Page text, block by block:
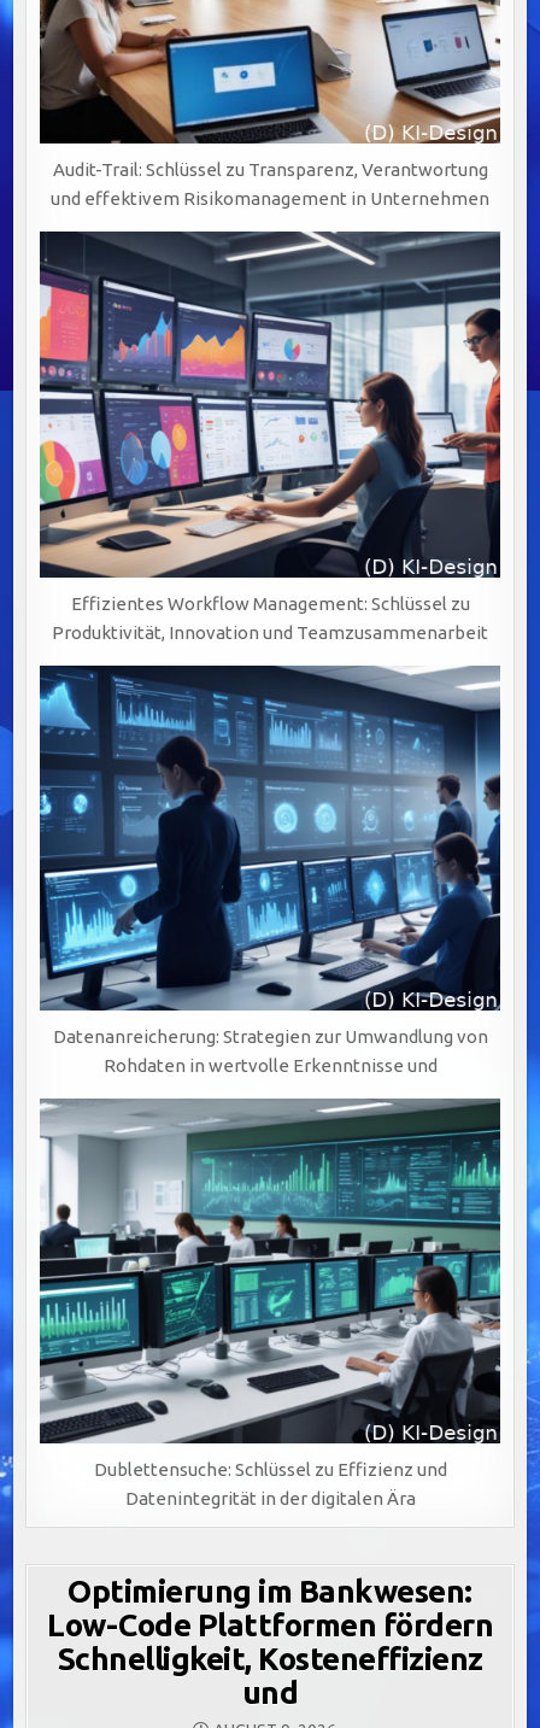
Audit-Trail: Schlüssel zu Transparenz, Verantwortung
und effektivem Risikomanagement in Unternehmen
Effizientes Workflow Management: Schlüssel zu
Produktivität, Innovation und Teamzusammenarbeit
Datenanreicherung: Strategien zur Umwandlung von
Rohdaten in wertvolle Erkenntnisse und
Dublettensuche: Schlüssel zu Effizienz und
Datenintegrität in der digitalen Ära
Optimierung im Bankwesen:
Low-Code Plattformen fördern
Schnelligkeit, Kosteneffizienz
und